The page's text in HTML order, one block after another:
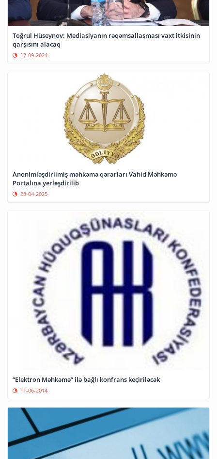
Toğrul Hüseynov: Mediasiyanın rəqəmsallaşması vaxt itkisinin
qarşısını alacaq
17-09-2024
Anonimləşdirilmiş məhkəmə qərarları Vahid Məhkəmə
Portalına yerləşdirilib
28-04-2025
“Elektron Məhkəmə” ilə bağlı konfrans keçiriləcək
11-06-2014